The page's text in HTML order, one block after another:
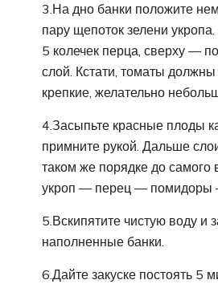
3.На дно банки положите
пару щепоток зелени
5 колечек перца, сверху —
слой. Кстати, томаты
крепкие, желательно
4.Засыпьте красные плоды
примните рукой. Дальше
таком же порядке до самого
укроп — перец — помидоры
5.Вскипятите чистую воду и
наполненные банки.
6.Дайте закуске постоять 5